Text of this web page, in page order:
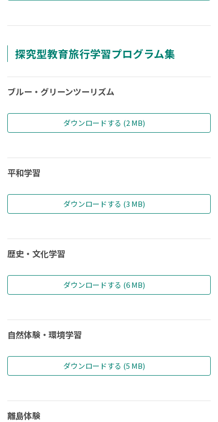
探究型教育旅行学習プログラム集
ブルー・グリーンツーリズム
ダウンロードする (2 MB)
平和学習
ダウンロードする (3 MB)
歴史・文化学習
ダウンロードする (6 MB)
自然体験・環境学習
ダウンロードする (5 MB)
離島体験